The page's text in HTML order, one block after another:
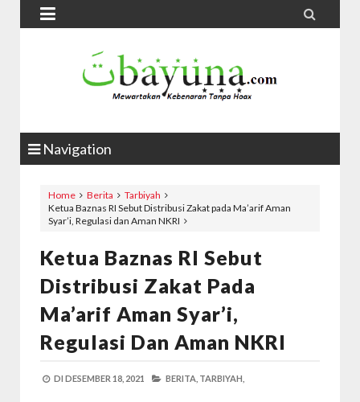
 
Navigation
Home Berita
Tarbiyah
Ketua Baznas RI Sebut Distribusi Zakat pada Ma’arif Aman
Syar’i, Regulasi dan Aman NKRI
Ketua Baznas RI Sebut
Distribusi Zakat Pada
Ma’arif Aman Syar’i,
Regulasi Dan Aman NKRI
DI DESEMBER 18, 2021 BERITA, TARBIYAH,